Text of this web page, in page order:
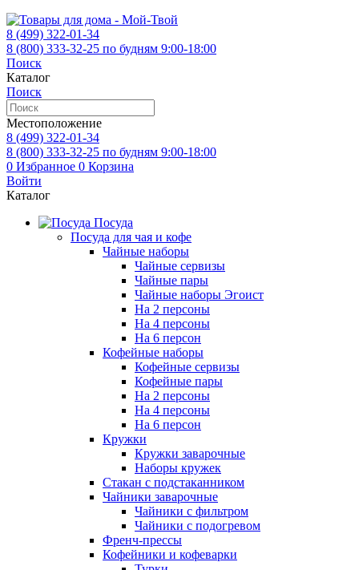
8 (499) 322-01-34
8 (800) 333-32-25 по будням 9:00-18:00
Поиск
Каталог
Поиск
Местоположение
8 (499) 322-01-34
8 (800) 333-32-25 по будням 9:00-18:00
0 Избранное 0 Корзина
Войти
Каталог
Посуда
Посуда для чая и кофе
Чайные наборы
Чайные сервизы
Чайные пары
Чайные наборы Эгоист
На 2 персоны
На 4 персоны
На 6 персон
Кофейные наборы
Кофейные сервизы
Кофейные пары
На 2 персоны
На 4 персоны
На 6 персон
Кружки
Кружки заварочные
Наборы кружек
Стакан с подстаканником
Чайники заварочные
Чайники с фильтром
Чайники с подогревом
Френч-прессы
Кофейники и кофеварки